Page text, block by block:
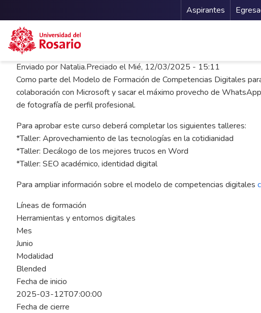
Pasar al contenido principal
Menu
Aspirantes
Enviado por Natalia.Preciado elMié, 12/03/2025 - 15:11
Como parte del Modelo de Formación de Competencias Digitales
colaboración con Microsoft y sacar el máximo provecho de
de fotografía de perfil profesional.
Para aprobar este curso deberá completar los siguientes talleres:
*Taller: Aprovechamiento de las tecnologías en la cotidianidad
*Taller: Decálogo de los mejores trucos en Word
*Taller: SEO académico, identidad digital
Para ampliar información sobre el modelo de competencias digitales
Líneas de formación
Herramientas y entornos digitales
Mes
Junio
Modalidad
Blended
Fecha de inicio
2025-03-12T07:00:00
Fecha de cierre